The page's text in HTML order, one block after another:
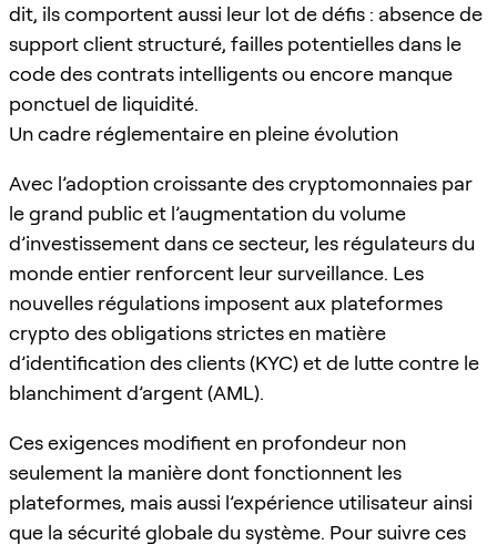
dit, ils comportent aussi leur lot de défis : absence de
support client structuré, failles potentielles dans le
code des contrats intelligents ou encore manque
ponctuel de liquidité.
Un cadre réglementaire en pleine évolution
Avec l’adoption croissante des cryptomonnaies par
le grand public et l’augmentation du volume
d’investissement dans ce secteur, les régulateurs du
monde entier renforcent leur surveillance. Les
nouvelles régulations imposent aux plateformes
crypto des obligations strictes en matière
d’identification des clients (KYC) et de lutte contre le
blanchiment d’argent (AML).
Ces exigences modifient en profondeur non
seulement la manière dont fonctionnent les
plateformes, mais aussi l’expérience utilisateur ainsi
que la sécurité globale du système. Pour suivre ces